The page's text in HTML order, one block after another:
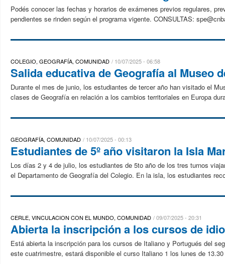
Podés conocer las fechas y horarios de exámenes previos regulares,
pendientes se rinden según el programa vigente. CONSULTAS:
COLEGIO, GEOGRAFÍA, COMUNIDAD 10/07/2025 - 06:58
Salida educativa de Geografía al Museo
Durante el mes de junio, los estudiantes de tercer año han visitado el
clases de Geografía en relación a los cambios territoriales en Europa
GEOGRAFÍA, COMUNIDAD 10/07/2025 - 00:13
Estudiantes de 5º año visitaron la Isla
Los días 2 y 4 de julio, los estudiantes de 5to año de los tres turnos
el Departamento de Geografía del Colegio. En la isla, los estudiantes
CERLE, VINCULACION CON EL MUNDO, COMUNIDAD 09/07/2025 - 20:31
Abierta la inscripción a los cursos de
Está abierta la inscripción para los cursos de Italiano y Portugués del
este cuatrimestre, estará disponible el curso Italiano 1 los lunes de